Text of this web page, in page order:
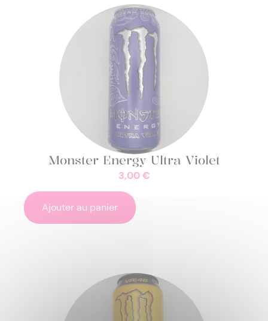
Monster Energy Ultra Violet
3,00€
Ajouter au panier